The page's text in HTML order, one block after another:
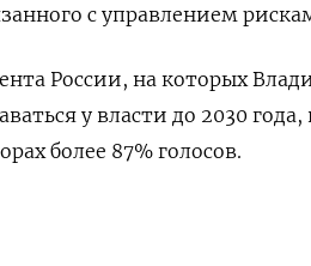
с управлением
России, на которых
у власти до 2030
более 87% голосов.